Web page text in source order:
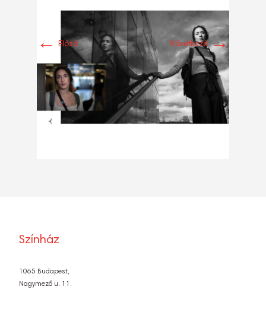
← Előző Következő→
Színház
1065 Budapest,
Nagymező u. 11.